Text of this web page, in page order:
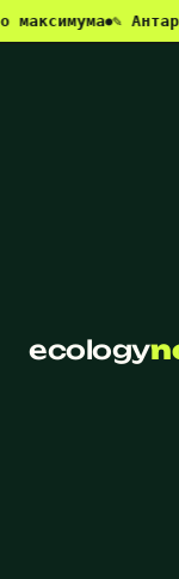
●✎ Антарктида:
ecology